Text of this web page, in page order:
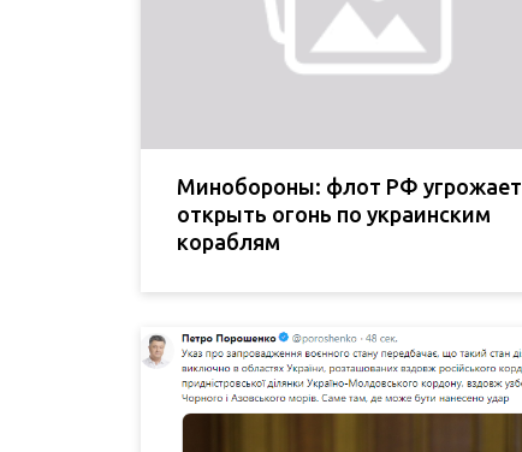
Минобороны: флот РФ угрожает
открыть огонь по украинским
кораблям